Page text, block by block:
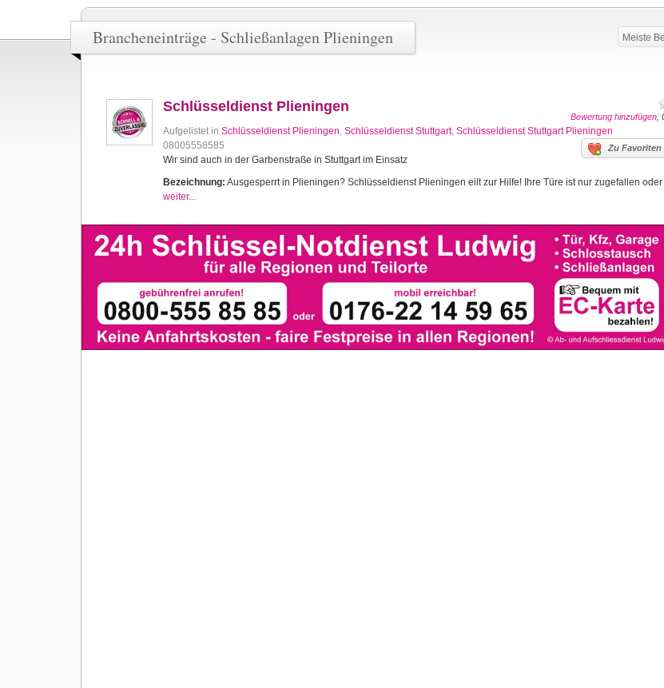
Brancheneinträge - Schließanlagen Plieningen Meiste
Bewertung hinzufügen
Schlüsseldienst Plieningen
Aufgelistet in Schlüsseldienst Plieningen, Schlüsseldienst Stuttgart, Schlüsseldienst Stuttgart Plieningen
Zu
08005558585
Wir sind auch in der Garbenstraße in Stuttgart im Einsatz
Bezeichnung: Ausgesperrt in Plieningen? Schlüsseldienst Plieningen eilt zur Hilfe! Ihre Türe ist nur zugefallen
weiter...